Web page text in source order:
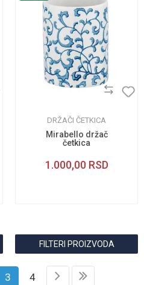
DRŽAČI ČETKICA
Mirabello držač
četkica
1.000,00 RSD
FILTERI PROIZVODA
3 4